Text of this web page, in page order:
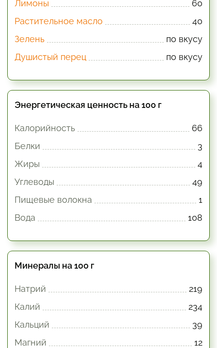
Лимоны
60
Растительное масло
40
Зелень
по вкусу
Душистый перец
по вкусу
Энергетическая ценность на 100 г
Калорийность
66
Белки
3
Жиры
4
Углеводы
49
Пищевые волокна
1
Вода
108
Минералы на 100 г
Натрий
219
Калий
234
Кальций
39
Магний
12